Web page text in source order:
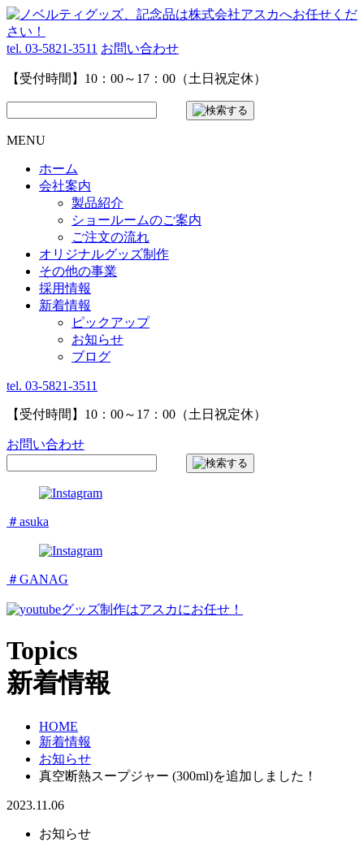
tel. 03-5821-3511 お問い合わせ
【受付時間】10：00～17：00（土日祝定休）
MENU
ホーム
会社案内
製品紹介
ショールームのご案内
ご注文の流れ
オリジナルグッズ制作
その他の事業
採用情報
新着情報
ピックアップ
お知らせ
ブログ
tel. 03-5821-3511
【受付時間】10：00～17：00（土日祝定休）
お問い合わせ
＃asuka
＃GANAG
グッズ制作はアスカにお任せ！
Topics
新着情報
HOME
新着情報
お知らせ
真空断熱スープジャー (300ml)を追加しました！
2023.11.06
お知らせ